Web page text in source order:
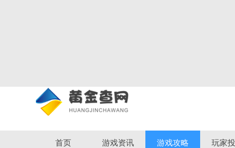
首页 游戏资讯 游戏攻略 玩家